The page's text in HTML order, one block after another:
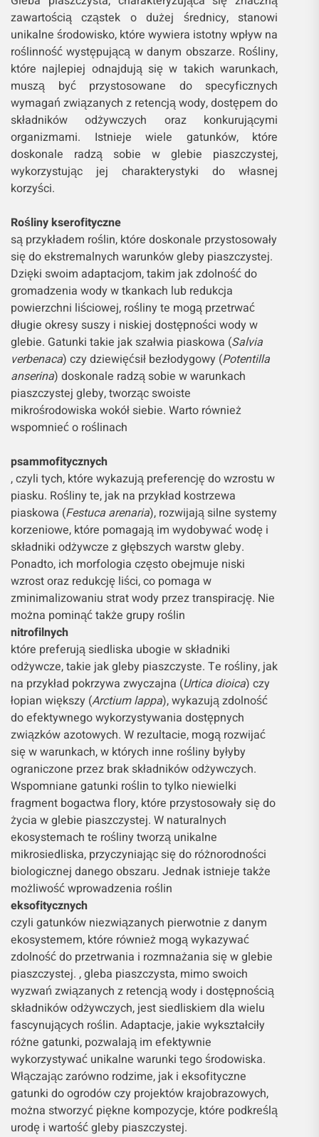
zawartością cząstek o dużej średnicy, stanowi
unikalne środowisko, które wywiera istotny wpływ na
roślinność występującą w danym obszarze. Rośliny,
które najlepiej odnajdują się w takich warunkach,
muszą być przystosowane do specyficznych
wymagań związanych z retencją wody, dostępem do
składników odżywczych oraz konkurującymi
organizmami. Istnieje wiele gatunków, które
doskonale radzą sobie w glebie piaszczystej,
wykorzystując jej charakterystyki do własnej
korzyści.
Rośliny kserofityczne
są przykładem roślin, które doskonale przystosowały
się do ekstremalnych warunków gleby piaszczystej.
Dzięki swoim adaptacjom, takim jak zdolność do
gromadzenia wody w tkankach lub redukcja
powierzchni liściowej, rośliny te mogą przetrwać
długie okresy suszy i niskiej dostępności wody w
glebie. Gatunki takie jak szałwia piaskowa (Salvia
verbenaca) czy dziewięćsił bezłodygowy (Potentilla
anserina) doskonale radzą sobie w warunkach
piaszczystej gleby, tworząc swoiste
mikrośrodowiska wokół siebie. Warto również
wspomnieć o roślinach
psammofitycznych
, czyli tych, które wykazują preferencję do wzrostu w
piasku. Rośliny te, jak na przykład kostrzewa
piaskowa (Festuca arenaria), rozwijają silne systemy
korzeniowe, które pomagają im wydobywać wodę i
składniki odżywcze z głębszych warstw gleby.
Ponadto, ich morfologia często obejmuje niski
wzrost oraz redukcję liści, co pomaga w
zminimalizowaniu strat wody przez transpirację. Nie
można pominąć także grupy roślin
nitrofilnych
które preferują siedliska ubogie w składniki
odżywcze, takie jak gleby piaszczyste. Te rośliny, jak
na przykład pokrzywa zwyczajna (Urtica dioica) czy
łopian większy (Arctium lappa), wykazują zdolność
do efektywnego wykorzystywania dostępnych
związków azotowych. W rezultacie, mogą rozwijać
się w warunkach, w których inne rośliny byłyby
ograniczone przez brak składników odżywczych.
Wspomniane gatunki roślin to tylko niewielki
fragment bogactwa flory, które przystosowały się do
życia w glebie piaszczystej. W naturalnych
ekosystemach te rośliny tworzą unikalne
mikrosiedliska, przyczyniając się do różnorodności
biologicznej danego obszaru. Jednak istnieje także
możliwość wprowadzenia roślin
eksofitycznych
czyli gatunków niezwiązanych pierwotnie z danym
ekosystemem, które również mogą wykazywać
zdolność do przetrwania i rozmnażania się w glebie
piaszczystej. , gleba piaszczysta, mimo swoich
wyzwań związanych z retencją wody i dostępnością
składników odżywczych, jest siedliskiem dla wielu
fascynujących roślin. Adaptacje, jakie wykształciły
różne gatunki, pozwalają im efektywnie
wykorzystywać unikalne warunki tego środowiska.
Włączając zarówno rodzime, jak i eksofityczne
gatunki do ogrodów czy projektów krajobrazowych,
można stworzyć piękne kompozycje, które podkreślą
urodę i wartość gleby piaszczystej.